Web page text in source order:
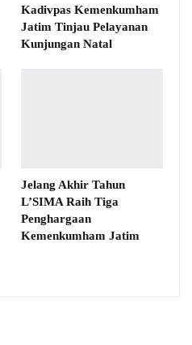
Kadivpas Kemenkumham
Jatim Tinjau Pelayanan
Kunjungan Natal
Jelang Akhir Tahun
L’SIMA Raih Tiga
Penghargaan
Kemenkumham Jatim